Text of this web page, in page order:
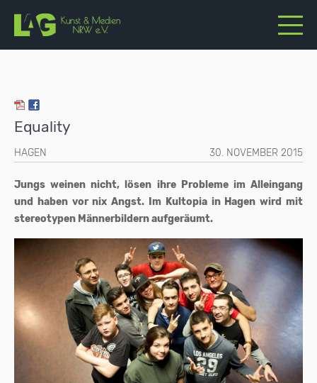
Equality
HAGEN 30. NOVEMBER 2015
Jungs weinen nicht, lösen ihre Probleme im Alleingang
und haben vor nix Angst. Im Kultopia in Hagen wird mit
stereotypen Männerbildern aufgeräumt.